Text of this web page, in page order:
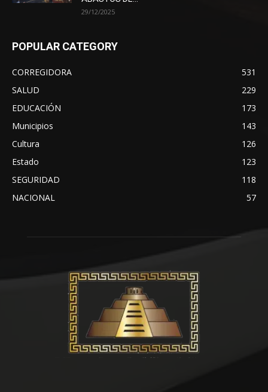
29/12/2025
POPULAR CATEGORY
CORREGIDORA
531
SALUD
229
EDUCACIÓN
173
Municipios
143
Cultura
126
Estado
123
SEGURIDAD
118
NACIONAL
57